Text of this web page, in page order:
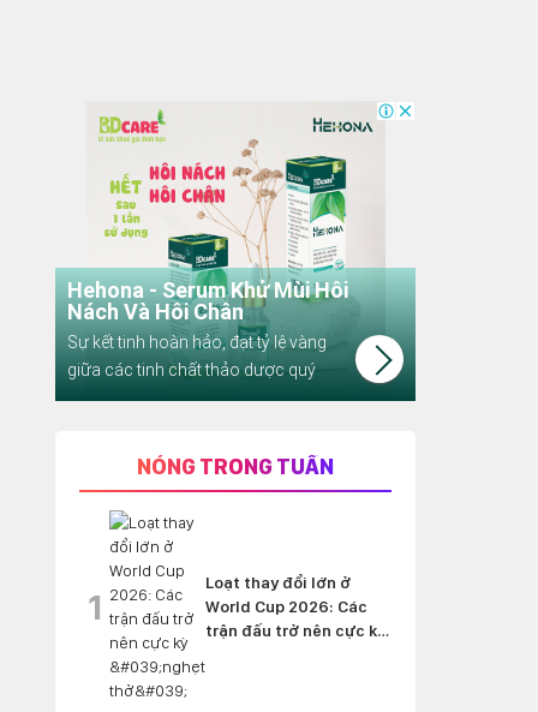
NÓNG TRONG TUẦN
1
Loạt thay đổi lớn ở
World Cup 2026: Các
trận đấu trở nên cực kỳ